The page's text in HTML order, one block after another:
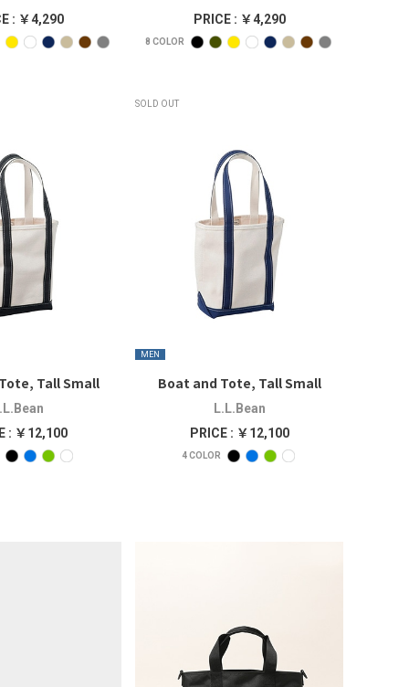
: ￥4,290
PRICE : ￥4,290
8 COLOR
Tall Small
: ￥12,100
SOLD OUT
MEN
Boat and Tote, Tall Small
L.L.Bean
PRICE : ￥12,100
4COLOR